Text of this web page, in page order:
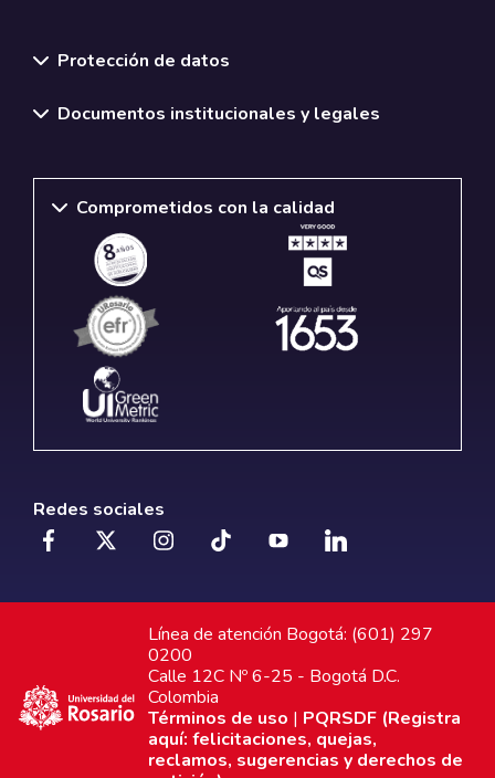
Protección de datos
Documentos institucionales y legales
Comprometidos con la calidad
Redes sociales
Línea de atención Bogotá: (601) 297
0200
Calle 12C Nº 6-25 - Bogotá D.C.
Colombia
Términos de uso | PQRSDF (Registra
aquí: felicitaciones, quejas,
reclamos, sugerencias y derechos de